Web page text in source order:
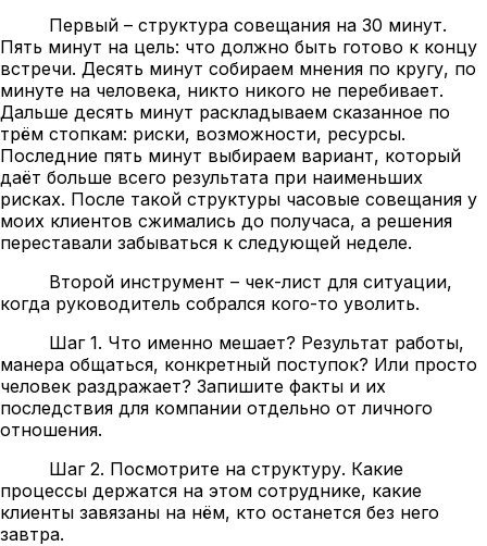
Первый – структура совещания на 30 минут.
Пять минут на цель: что должно быть готово к концу
встречи. Десять минут собираем мнения по кругу, по
минуте на человека, никто никого не перебивает.
Дальше десять минут раскладываем сказанное по
трём стопкам: риски, возможности, ресурсы.
Последние пять минут выбираем вариант, который
даёт больше всего результата при наименьших
рисках. После такой структуры часовые совещания у
моих клиентов сжимались до получаса, а решения
переставали забываться к следующей неделе.
Второй инструмент – чек-лист для ситуации,
когда руководитель собрался кого-то уволить.
Шаг 1. Что именно мешает? Результат работы,
манера общаться, конкретный поступок? Или просто
человек раздражает? Запишите факты и их
последствия для компании отдельно от личного
отношения.
Шаг 2. Посмотрите на структуру. Какие
процессы держатся на этом сотруднике, какие
клиенты завязаны на нём, кто останется без него
завтра.